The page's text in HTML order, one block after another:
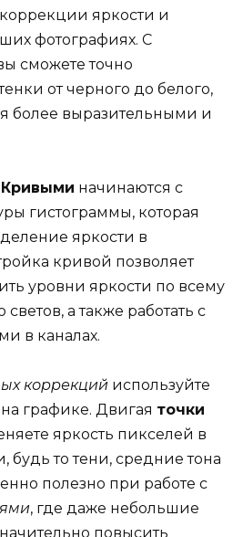
яркости и
фотографиях. С
сможете точно
от черного до белого,
более выразительными и
начинаются с
гистограммы, которая
яркости в
кривой позволяет
уровни яркости по всему
а также работать с
в каналах.
коррекций используйте
графике. Двигая точки
яркость пикселей в
будь то тени, средние тона
полезно при работе с
, где даже небольшие
повысить